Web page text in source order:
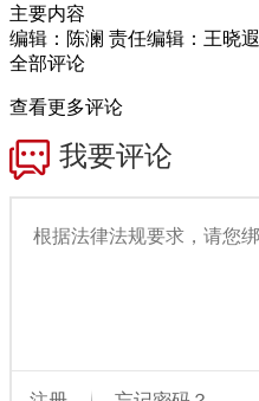
主要内容
编辑：陈澜 责任编辑：王晓遐
全部评论
查看更多评论